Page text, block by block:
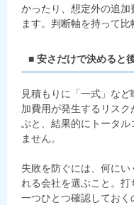
かったり、想定外の追加
ます。判断軸を持って比
■ 安さだけで決めると
見積もりに「一式」な
加費用が発生するリス
ぶと、結果的にトータル
ません。
失敗を防ぐには、何にい
れる会社を選ぶこと。
一つひとつ確認しておく